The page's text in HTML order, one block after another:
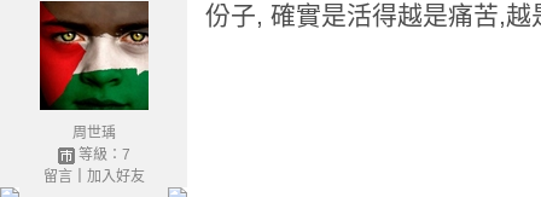
周世瑀
等級：7
留言｜ 加入好友
份子, 確實是活得越是痛苦,越